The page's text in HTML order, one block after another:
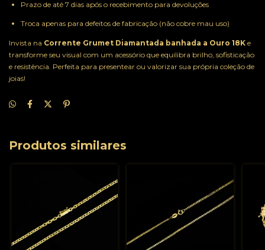
Prazo de até 7 dias após o recebimento para devoluções
Troca apenas para defeitos de fabricação (não cobre mau uso)
Invista na Corrente Grumet Diamantada banhada a Ouro 18K e
transforme seu visual com um acessório que equilibra brilho, sofisticação
e resistência. Perfeita para presentear ou valorizar sua própria coleção de
joias!
Produtos similares